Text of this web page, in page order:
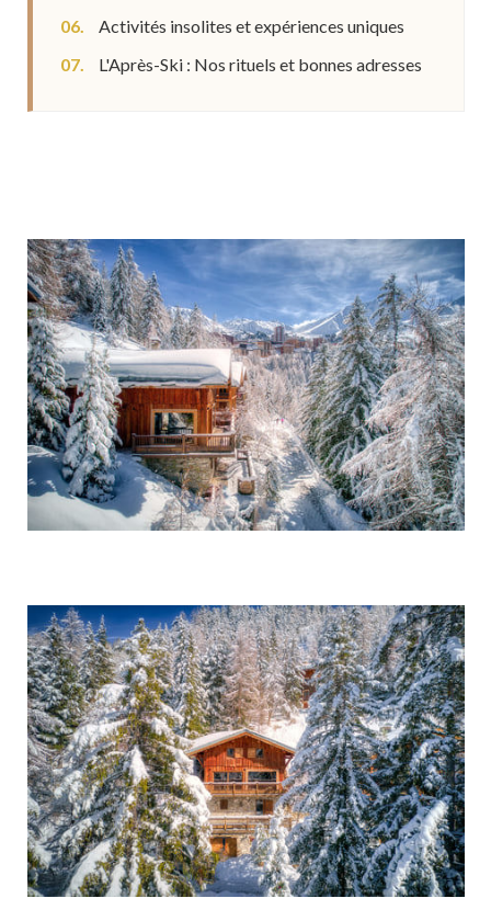
06.
Activités insolites et expériences uniques
07.
L'Après-Ski : Nos rituels et bonnes adresses